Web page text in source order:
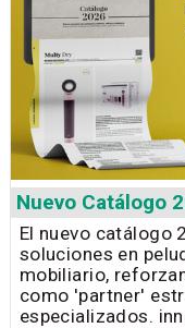
Nuevo Catálogo
El nuevo catálogo
soluciones en
mobiliario,
como 'partner'
especializados.